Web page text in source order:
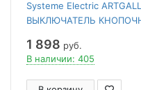
Systeme Electric
ВЫКЛЮЧАТЕЛЬ
1 898 руб.
В наличии: 405